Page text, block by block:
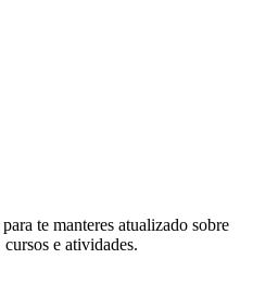
para te manteres atualizado sobre
e atividades.